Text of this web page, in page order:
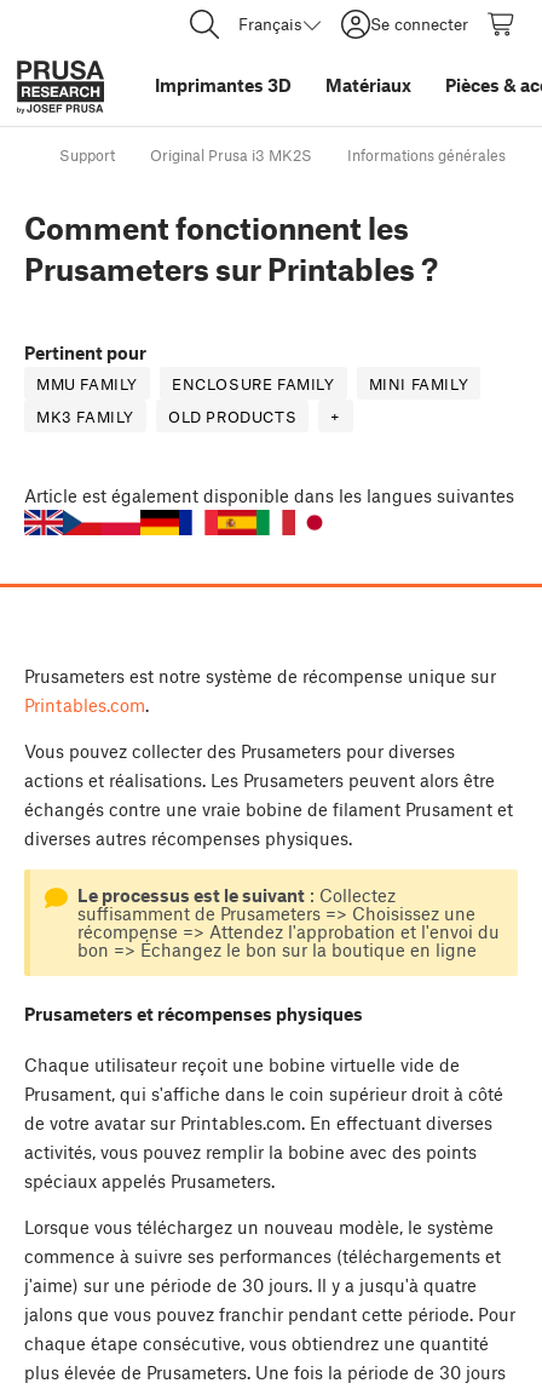
Français Se connecter
Imprimantes 3D Matériaux Pièces &
Support Original Prusa i3 MK2S Informations générales
Comment fonctionnent les
Prusameters sur Printables ?
Pertinent pour
MMU FAMILY ENCLOSURE FAMILY
MINI FAMILY
MK3 FAMILY
OLD PRODUCTS +
Article est également disponible dans les langues suivantes
Prusameters est notre système de récompense unique sur
Printables.com.
Vous pouvez collecter des Prusameters pour diverses
actions et réalisations. Les Prusameters peuvent alors être
échangés contre une vraie bobine de filament Prusament et
diverses autres récompenses physiques.
Le processus est le suivant: Collectez
suffisamment de Prusameters => Choisissez une
récompense => Attendez l'approbation et l'envoi du
bon => Échangez le bon sur la boutique en ligne
Prusameters et récompenses physiques
Chaque utilisateur reçoit une bobine virtuelle vide de
Prusament, qui s'affiche dans le coin supérieur droit à côté
de votre avatar sur Printables.com. En effectuant diverses
activités, vous pouvez remplir la bobine avec des points
spéciaux appelés Prusameters.
Lorsque vous téléchargez un nouveau modèle, le système
commence à suivre ses performances (téléchargements et
j'aime) sur une période de 30 jours. Il y a jusqu'à quatre
jalons que vous pouvez franchir pendant cette période. Pour
chaque étape consécutive, vous obtiendrez une quantité
plus élevée de Prusameters. Une fois la période de 30 jours